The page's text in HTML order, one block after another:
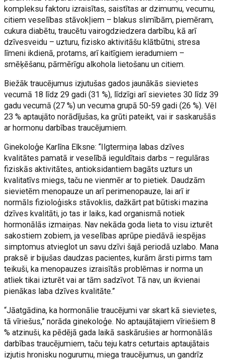
kompleksu faktoru izraisītas, saistītas ar dzimumu, vecumu,
citiem veselības stāvokļiem – blakus slimībām, piemēram,
cukura diabētu, traucētu vairogdziedzera darbību, kā arī
dzīvesveidu – uzturu, fizisko aktivitāšu klātbūtni, stresa
līmeni ikdienā, protams, arī kaitīgiem ieradumiem –
smēķēšanu, pārmērīgu alkohola lietošanu un citiem.
Biežāk traucējumus izjutušas gados jaunākās sievietes
vecumā 18 līdz 29 gadi (31 %), līdzīgi arī sievietes 30 līdz 39
gadu vecumā (27 %) un vecuma grupā 50-59 gadi (26 %). Vēl
23 % aptaujāto norādījušas, ka grūti pateikt, vai ir saskarušās
ar hormonu darbības traucējumiem.
Ginekoloģe Karlīna Elksne: “Ilgtermiņa labas dzīves
kvalitātes pamatā ir veselībā ieguldītais darbs – regulāras
fiziskās aktivitātes, antioksidantiem bagāts uzturs un
kvalitatīvs miegs, taču ne vienmēr ar to pietiek. Daudzām
sievietēm menopauze un arī perimenopauze, lai arī ir
normāls fizioloģisks stāvoklis, dažkārt pat būtiski mazina
dzīves kvalitāti, jo tas ir laiks, kad organismā notiek
hormonālās izmaiņas. Nav nekāda goda lieta to visu izturēt
sakostiem zobiem, ja veselības aprūpe piedāvā iespējas
simptomus atvieglot un savu dzīvi šajā periodā uzlabo. Mana
praksē ir bijušas daudzas pacientes, kurām ārsti pirms tam
teikuši, ka menopauzes izraisītās problēmas ir norma un
atliek tikai izturēt vai ar tām sadzīvot. Tā nav, un ikvienai
pienākas laba dzīves kvalitāte.”
“Jāatgādina, ka hormonālie traucējumi var skart kā sievietes,
tā vīriešus,” norāda ginekoloģe. No aptaujātajiem vīriešiem 8
% atzinuši, ka pēdējā gada laikā saskārušies ar hormonālās
darbības traucējumiem, taču teju katrs ceturtais aptaujātais
izjutis hronisku nogurumu, miega traucējumus, un gandrīz